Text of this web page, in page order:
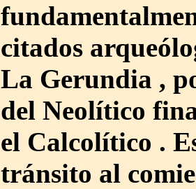
citados
La Gerundia ,
del Neolítico
el Calcolítico .
tránsito al